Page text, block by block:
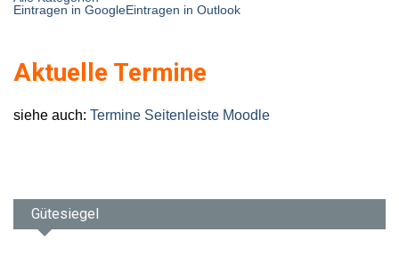
Eintragen in GoogleEintragen in Outlook
Aktuelle Termine
siehe auch: Termine Seitenleiste Moodle
Gütesiegel